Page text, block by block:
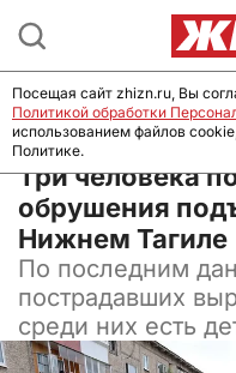
01 августа 2024, 14:32
Три человека
обрушения
Нижнем Тагиле
По последним
пострадавших
среди них есть
Посещая сайт zhizn.ru, Вы
Политикой обработки
использованием файлов
Политике.